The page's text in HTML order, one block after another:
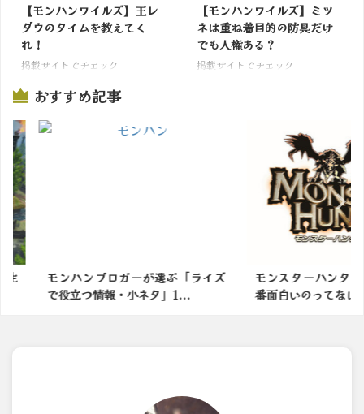
【モンハンワイルズ】王レ
ダウのタイムを教えてく
れ！
掲載サイトでチェック
【モンハンワイルズ】ミツ
ネは重ね着目的の防具だけ
でも人権ある？
掲載サイトでチェック
おすすめ記事
「ライズ
モンスターハンターシリーズで一
番面白いのってなに？
モンハン
撤廃しま